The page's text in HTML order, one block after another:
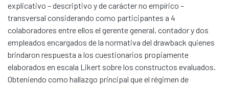
explicativo – descriptivo y de carácter no empírico –
transversal considerando como participantes a 4
colaboradores entre ellos el gerente general, contador y dos
empleados encargados de la normativa del drawback quienes
brindaron respuesta a los cuestionarios propiamente
elaborados en escala Likert sobre los constructos evaluados.
Obteniendo como hallazgo principal que el régimen de